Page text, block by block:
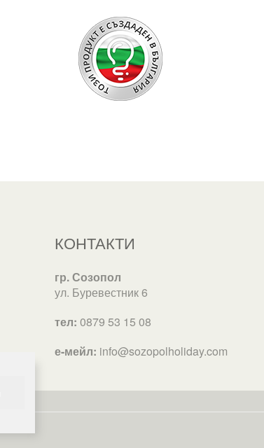
КОНТАКТИ
гр. Созопол
ул. Буревестник 6
тел: 0879 53 15 08
е-мейл: info@sozopolholiday.com